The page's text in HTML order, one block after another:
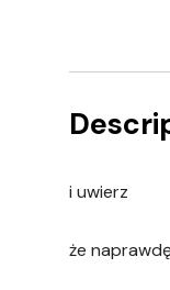
i uwierz
że